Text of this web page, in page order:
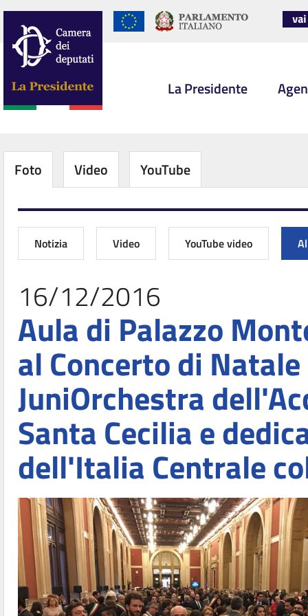
La Presidente
Foto Video YouTube
Notizia Video YouTube video
16/12/2016
Aula di Palazzo
al Concerto di
JuniOrchestra
Santa Cecilia e
dell'Italia Centrale